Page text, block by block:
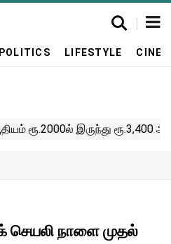
POLITICS LIFESTYLE
செயலி நாளை முதல்